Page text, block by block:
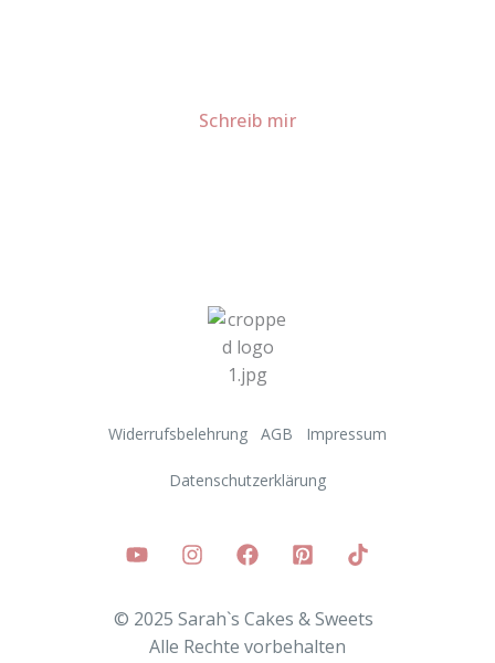
Schreib mir
Widerrufsbelehrung AGB Impressum
Datenschutzerklärung
© 2025 Sarah`s Cakes & Sweets
Alle Rechte vorbehalten